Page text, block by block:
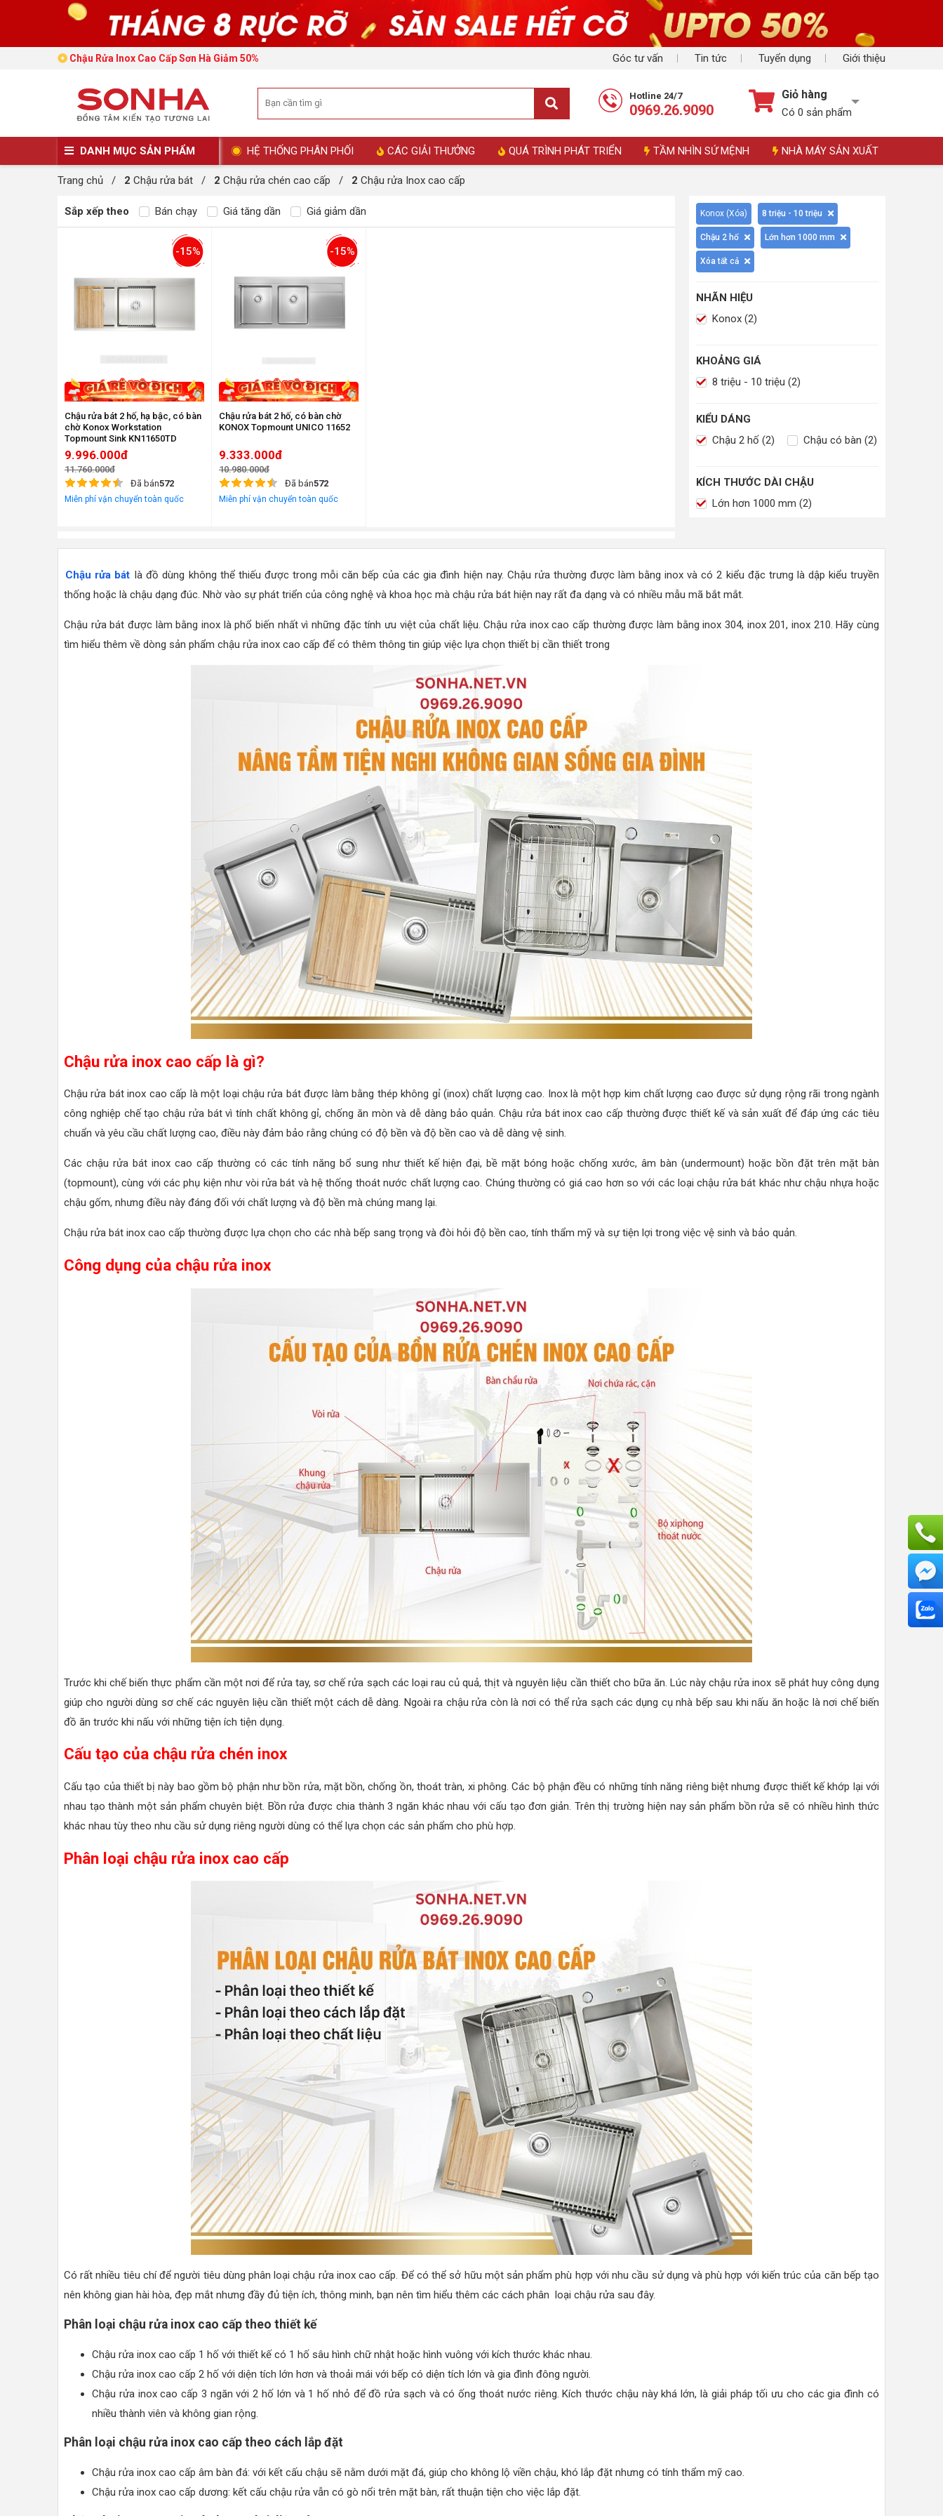
Góc tư vấn Tin tức Tuyển dụng Giới thiệu
Chậu Rửa Inox Cao Cấp Sơn Hà Giảm 50%
Hotline 24/7
0969.26.9090
Giỏ hàng
Có 0 sản phẩm
DANH MỤC SẢN PHẨM HỆ THỐNG PHÂN PHỐI CÁC GIẢI THƯỞNG QUÁ TRÌNH PHÁT TRIỂN TẦM NHÌN SỨ MỆNH NHÀ MÁY SẢN XUẤT
Trang chủ / 2 Chậu rửa bát / 2 Chậu rửa chén cao cấp / 2 Chậu rửa Inox cao cấp
Sắp xếp theo Bán chạy Giá tăng dần Giá giảm dần
-15%
Chậu rửa bát 2 hố, hạ bậc, có bàn
chờ Konox Workstation
Topmount Sink KN11650TD
9.996.000đ
11.760.000đ
Đã bán572
Miễn phí vận chuyển toàn quốc
-15%
Chậu rửa bát 2 hố, có bàn chờ
KONOX Topmount UNICO 11652
9.333.000đ
10.980.000đ
Đã bán572
Miễn phí vận chuyển toàn quốc
Konox (Xóa) 8 triệu - 10 triệu
Chậu 2 hố Lớn hơn 1000 mm
Xóa tất cả
NHÃN HIỆU
Konox (2)
KHOẢNG GIÁ
8 triệu - 10 triệu (2)
KIỂU DÁNG
Chậu 2 hố (2)
Chậu có bàn (2)
KÍCH THƯỚC DÀI CHẬU
Lớn hơn 1000 mm (2)
Chậu rửa bát là đồ dùng không thể thiếu được trong mỗi căn bếp của các gia đình hiện nay. Chậu rửa thường được làm bằng inox và có 2 kiểu đặc trưng là dập kiểu truyền
thống hoặc là chậu dạng đúc. Nhờ vào sự phát triển của công nghệ và khoa học mà chậu rửa bát hiện nay rất đa dạng và có nhiều mẫu mã bắt mắt.
Chậu rửa bát được làm bằng inox là phổ biến nhất vì những đặc tính ưu việt của chất liệu. Chậu rửa inox cao cấp thường được làm bằng inox 304, inox 201, inox 210. Hãy cùng
tìm hiểu thêm về dòng sản phẩm chậu rửa inox cao cấp để có thêm thông tin giúp việc lựa chọn thiết bị cần thiết trong
Chậu rửa inox cao cấp là gì?
Chậu rửa bát inox cao cấp là một loại chậu rửa bát được làm bằng thép không gỉ (inox) chất lượng cao. Inox là một hợp kim chất lượng cao được sử dụng rộng rãi trong ngành
công nghiệp chế tạo chậu rửa bát vì tính chất không gỉ, chống ăn mòn và dễ dàng bảo quản. Chậu rửa bát inox cao cấp thường được thiết kế và sản xuất để đáp ứng các tiêu
chuẩn và yêu cầu chất lượng cao, điều này đảm bảo rằng chúng có độ bền và độ bền cao và dễ dàng vệ sinh.
Các chậu rửa bát inox cao cấp thường có các tính năng bổ sung như thiết kế hiện đại, bề mặt bóng hoặc chống xước, âm bàn (undermount) hoặc bồn đặt trên mặt bàn
(topmount), cùng với các phụ kiện như vòi rửa bát và hệ thống thoát nước chất lượng cao. Chúng thường có giá cao hơn so với các loại chậu rửa bát khác như chậu nhựa hoặc
chậu gốm, nhưng điều này đáng đối với chất lượng và độ bền mà chúng mang lại.
Chậu rửa bát inox cao cấp thường được lựa chọn cho các nhà bếp sang trọng và đòi hỏi độ bền cao, tính thẩm mỹ và sự tiện lợi trong việc vệ sinh và bảo quản.
Công dụng của chậu rửa inox
Trước khi chế biến thực phẩm cần một nơi để rửa tay, sơ chế rửa sạch các loại rau củ quả, thịt và nguyên liệu cần thiết cho bữa ăn. Lúc này chậu rửa inox sẽ phát huy công dụng
giúp cho người dùng sơ chế các nguyên liệu cần thiết một cách dễ dàng. Ngoài ra chậu rửa còn là nơi có thể rửa sạch các dụng cụ nhà bếp sau khi nấu ăn hoặc là nơi chế biến
đồ ăn trước khi nấu với những tiện ích tiện dụng.
Cấu tạo của chậu rửa chén inox
Cấu tạo của thiết bị này bao gồm bộ phận như bồn rửa, mặt bồn, chống ồn, thoát tràn, xi phông. Các bộ phận đều có những tính năng riêng biệt nhưng được thiết kế khớp lại với
nhau tạo thành một sản phẩm chuyên biệt. Bồn rửa được chia thành 3 ngăn khác nhau với cấu tạo đơn giản. Trên thị trường hiện nay sản phẩm bồn rửa sẽ có nhiều hình thức
khác nhau tùy theo nhu cầu sử dụng riêng người dùng có thể lựa chọn các sản phẩm cho phù hợp.
Phân loại chậu rửa inox cao cấp
Có rất nhiều tiêu chí để người tiêu dùng phân loại chậu rửa inox cao cấp. Để có thể sở hữu một sản phẩm phù hợp với nhu cầu sử dụng và phù hợp với kiến trúc của căn bếp tạo
nên không gian hài hòa, đẹp mắt nhưng đầy đủ tiện ích, thông minh, bạn nên tìm hiểu thêm các cách phân loại chậu rửa sau đây.
Phân loại chậu rửa inox cao cấp theo thiết kế
Chậu rửa inox cao cấp 1 hố với thiết kế có 1 hố sâu hình chữ nhật hoặc hình vuông với kích thước khác nhau.
Chậu rửa inox cao cấp 2 hố với diện tích lớn hơn và thoải mái với bếp có diện tích lớn và gia đình đông người.
Chậu rửa inox cao cấp 3 ngăn với 2 hố lớn và 1 hố nhỏ để đồ rửa sạch và có ống thoát nước riêng. Kích thước chậu này khá lớn, là giải pháp tối ưu cho các gia đình có
nhiều thành viên và không gian rộng.
Phân loại chậu rửa inox cao cấp theo cách lắp đặt
Chậu rửa inox cao cấp âm bàn đá: với kết cấu chậu sẽ nằm dưới mặt đá, giúp cho không lộ viền chậu, khó lắp đặt nhưng có tính thẩm mỹ cao.
Chậu rửa inox cao cấp dương: kết cấu chậu rửa vẫn có gò nổi trên mặt bàn, rất thuận tiện cho việc lắp đặt.